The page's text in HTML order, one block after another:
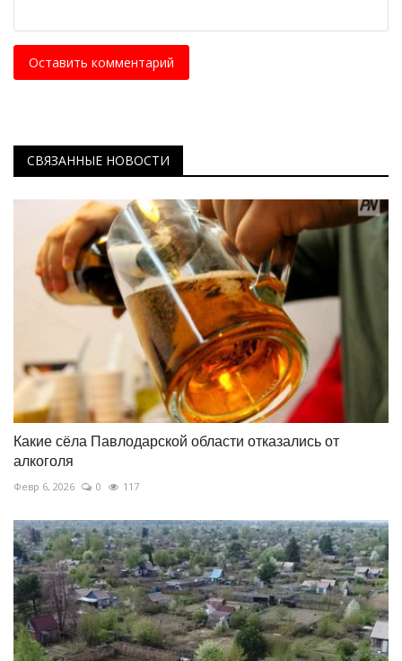
Оставить комментарий
СВЯЗАННЫЕ НОВОСТИ
Какие сёла Павлодарской области отказались от
алкоголя
Февр 6, 2026 0 117